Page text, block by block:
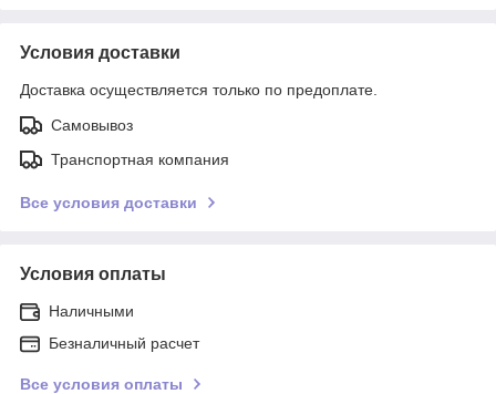
Условия доставки
Доставка осуществляется только по предоплате.
Самовывоз
Транспортная компания
Все условия доставки
Условия оплаты
Наличными
Безналичный расчет
Все условия оплаты